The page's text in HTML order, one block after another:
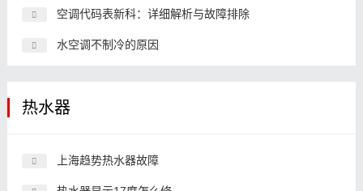
空调代码表新科：详细解析与故障排除
水空调不制冷的原因
热水器
上海趋势热水器故障